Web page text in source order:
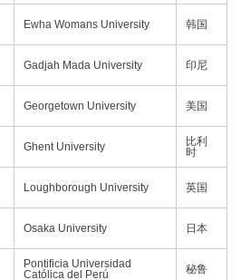
Ewha Womans University 韩国
Gadjah Mada University 印尼
Georgetown University 美国
Ghent University
比利
时
Loughborough University 英国
Osaka University 日本
Pontificia Universidad
Católica del Perú
秘鲁